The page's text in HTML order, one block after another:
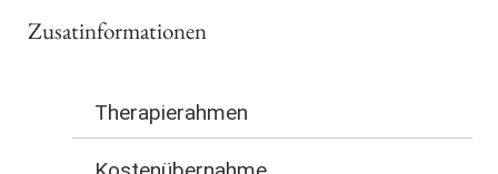
Zusatinformationen
Therapierahmen